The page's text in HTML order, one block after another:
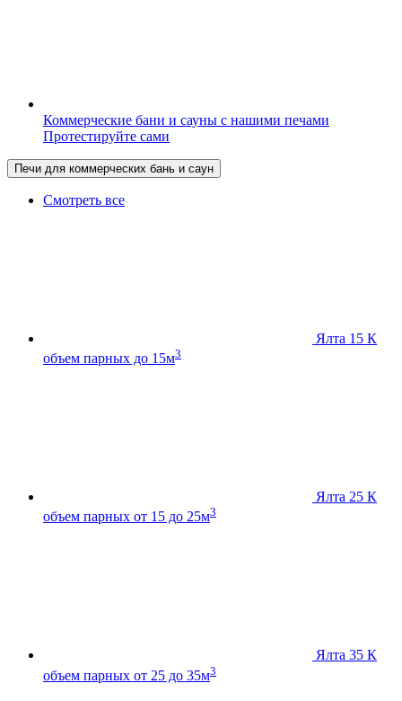
Коммерческие бани и сауны с нашими печами
Протестируйте сами
Печи для коммерческих бань и саун
Смотреть все
Ялта 15 К
объем парных до 15м3
Ялта 25 К
объем парных от 15 до 25м3
Ялта 35 К
объем парных от 25 до 35м3